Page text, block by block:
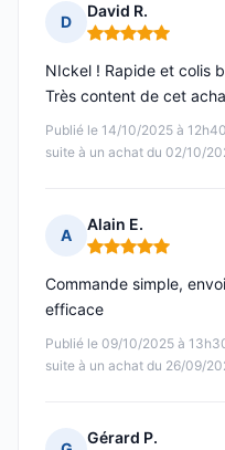
D
David R.
Note : 5 sur 5
Publié le 14/10/2025 à 12h40
suite à un achat du 02/10/
NIckel ! Rapide et colis
Très content de cet
A
Alain E.
Note : 5 sur 5
Publié le 09/10/2025 à
suite à un achat du 26/09/
Commande simple,
efficace
Gérard P.